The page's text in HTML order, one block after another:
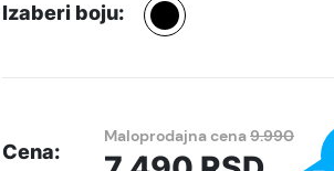
Izaberi boju:
Cena:
Maloprodajna cena9.990